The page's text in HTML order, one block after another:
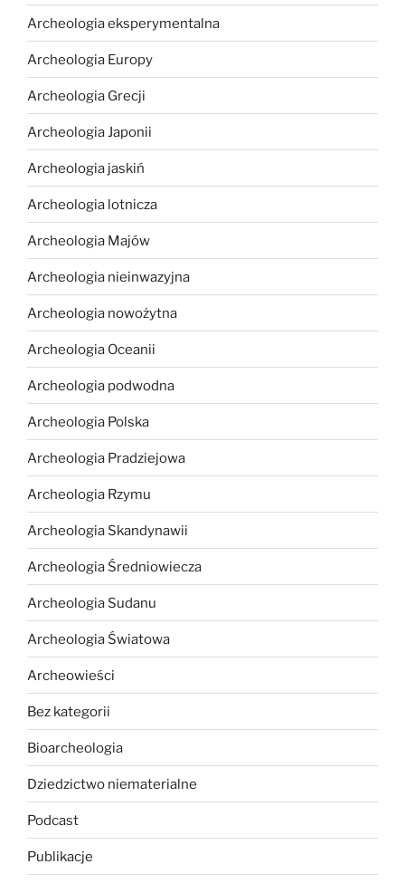
Archeologia eksperymentalna
Archeologia Europy
Archeologia Grecji
Archeologia Japonii
Archeologia jaskiń
Archeologia lotnicza
Archeologia Majów
Archeologia nieinwazyjna
Archeologia nowożytna
Archeologia Oceanii
Archeologia podwodna
Archeologia Polska
Archeologia Pradziejowa
Archeologia Rzymu
Archeologia Skandynawii
Archeologia Średniowiecza
Archeologia Sudanu
Archeologia Światowa
Archeowieści
Bez kategorii
Bioarcheologia
Dziedzictwo niematerialne
Podcast
Publikacje